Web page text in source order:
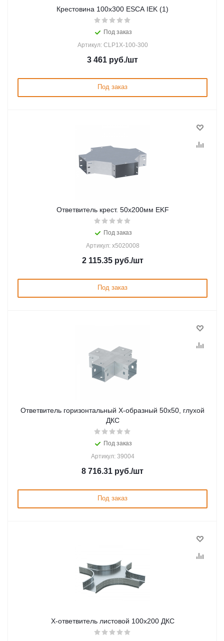
Крестовина 100х300 ESCA IEK (1)
Под заказ
Артикул: CLP1X-100-300
3 461 руб./шт
Под заказ
Ответвитель крест. 50х200мм EKF
Под заказ
Артикул: x5020008
2 115.35руб./шт
Под заказ
Ответвитель горизонтальный Х-образный 50х50, глухой
ДКС
Под заказ
Артикул: 39004
8 716.31 руб./шт
Под заказ
Х-ответвитель листовой 100х200 ДКС